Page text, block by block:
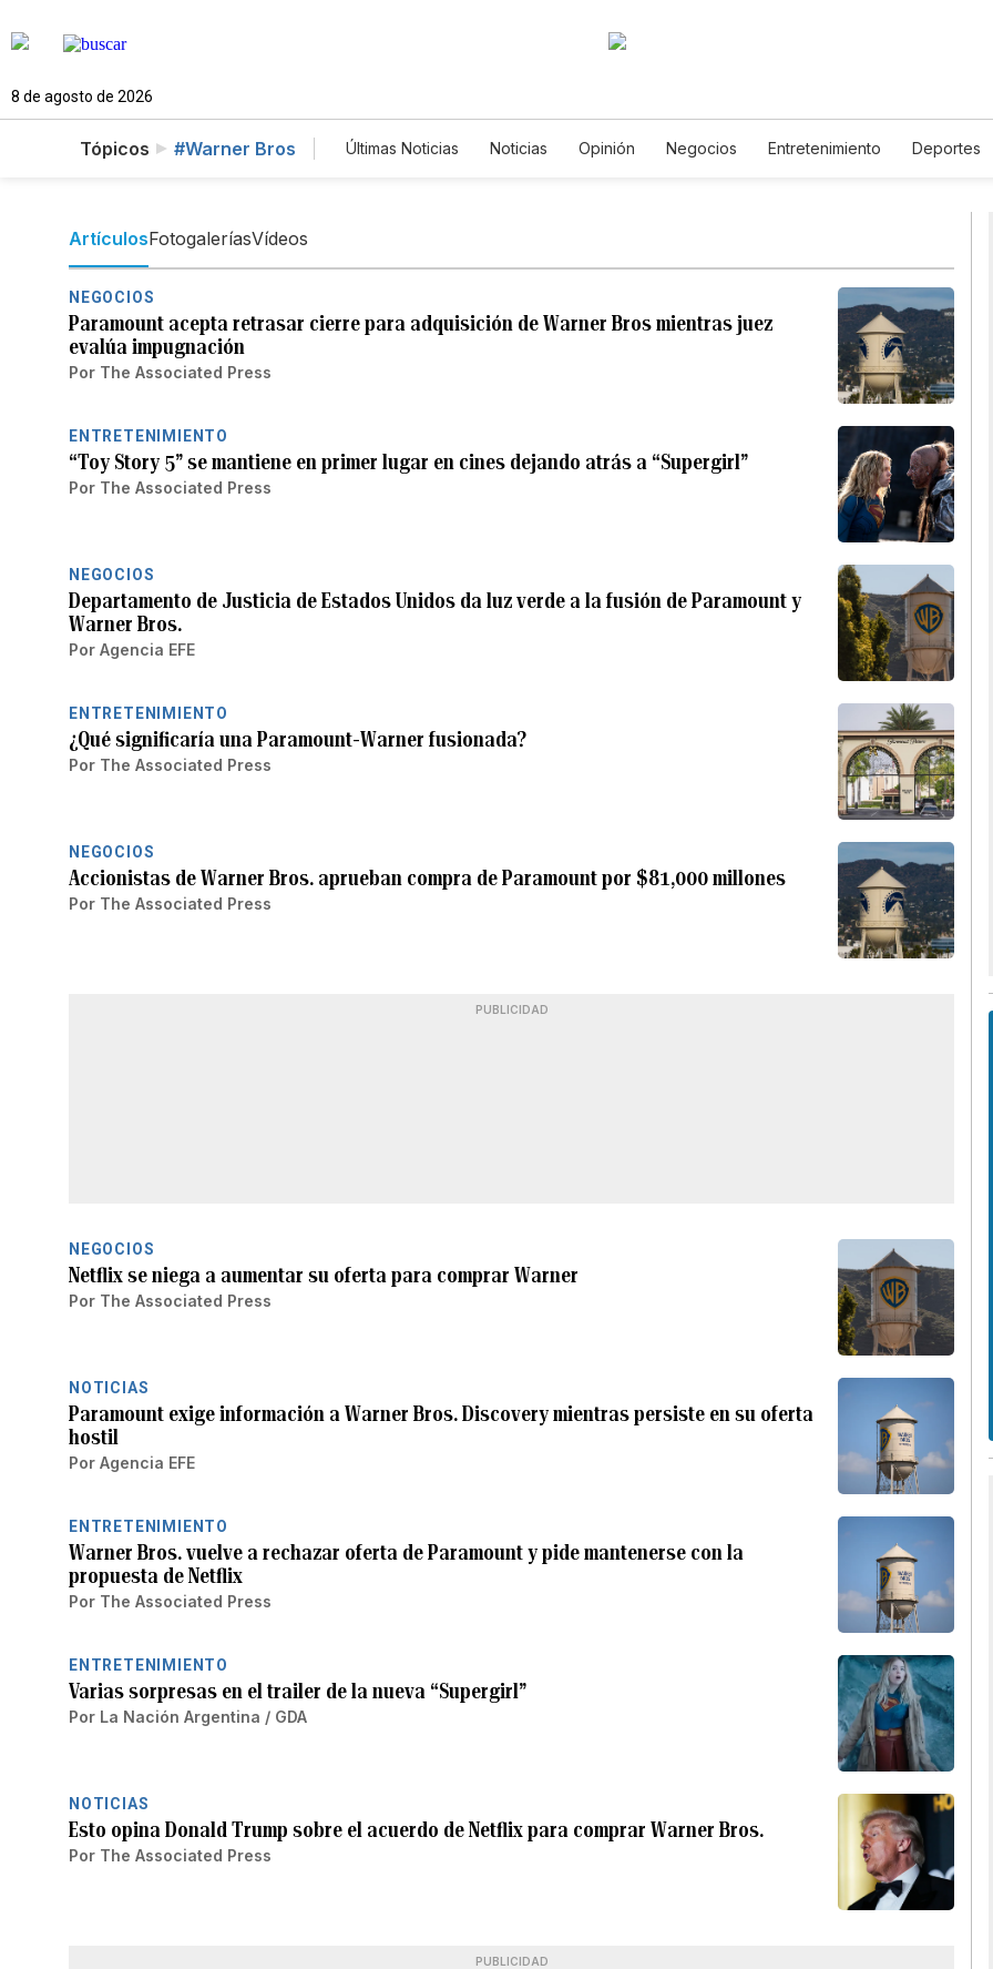
8 de agosto de 2026
Tópicos #Warner Bros Últimas Noticias Noticias Opinión Negocios Entretenimiento Deportes
ArtículosFotogaleríasVídeos
NEGOCIOS
Paramount acepta retrasar cierre para adquisición de Warner Bros mientras juez
evalúa impugnación
Por The Associated Press
ENTRETENIMIENTO
“Toy Story 5” se mantiene en primer lugar en cines dejando atrás a “Supergirl”
Por The Associated Press
NEGOCIOS
Departamento de Justicia de Estados Unidos da luz verde a la fusión de Paramount y
Warner Bros.
Por Agencia EFE
ENTRETENIMIENTO
¿Qué significaría una Paramount-Warner fusionada?
Por The Associated Press
NEGOCIOS
Accionistas de Warner Bros. aprueban compra de Paramount por $81,000 millones
Por The Associated Press
PUBLICIDAD
NEGOCIOS
Netflix se niega a aumentar su oferta para comprar Warner
Por The Associated Press
NOTICIAS
Paramount exige información a Warner Bros. Discovery mientras persiste en su oferta
hostil
Por Agencia EFE
ENTRETENIMIENTO
Warner Bros. vuelve a rechazar oferta de Paramount y pide mantenerse con la
propuesta de Netflix
Por The Associated Press
ENTRETENIMIENTO
Varias sorpresas en el trailer de la nueva “Supergirl”
Por La Nación Argentina / GDA
NOTICIAS
Esto opina Donald Trump sobre el acuerdo de Netflix para comprar Warner Bros.
Por The Associated Press
PUBLICIDAD